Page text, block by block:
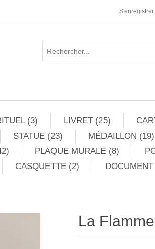
S'enregistrer
(3) LIVRET (25)
STATUE (23) MÉDAILLON (19)
PLAQUE MURALE (8)
CASQUETTE (2)
La Flamme